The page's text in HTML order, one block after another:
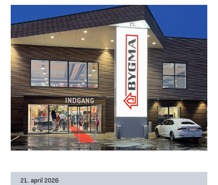
21. april 2026